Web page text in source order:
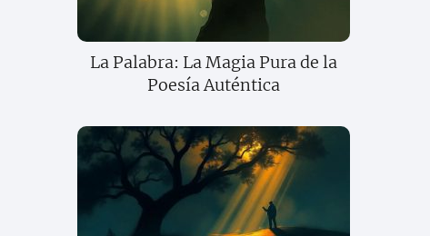
La Palabra: La Magia Pura de la
Poesía Auténtica